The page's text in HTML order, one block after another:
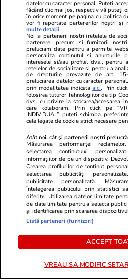
de Vidraru, unde toţi opresc
De aia nici nu (mai) e
cel cu autobuzul, că, altfel,
toate stadardele de drum
inclusiv de gabarit. În rest,
Brezoi - Ob. Lotrului -
1 0 0
maximala
Incompetentii guvernanti
2 1 1
Violeta66
Mai bine ii chemau pe
1 luna.
0 0 0
Comentează
comentarii și a te alătura
datelor cu caracter personal. Puteți
făcând clic mai jos, respectiv vă puteți
în orice moment pe pagina cu politica
vor fi raportate partenerilor noștri și
multe detalii
Noi si partenerii nostri (retelele de
partenere, precum si furnizorii
prelucram date pentru a permite
personaliza continutul si anunturile
interesele si/sau profilul dvs., pentru
retelelor de socializare si pentru a
de drepturile prevazute de art.
prelucrarea datelor cu caracter
prin modalitatea indicataaici. Prin
folosirea tuturor Tehnologiilor de tip
dvs. cu privire la stocarea/accesarea
care colaboram. Prin click pe
INDIVIDUAL” puteti schimba
cele legate de cookie strict necesare
Atât noi, cât și partenerii noștri
Măsurarea performanței
selectarea conținutului
informațiilor de pe un dispozitiv.
Crearea profilurilor de conținut
selectarea publicității
publicitate personalizată.
Înțelegerea publicului prin statistici
diferite. Utilizarea datelor limitate
de date limitate pentru a selecta
și identificarea prin scanarea
Listă parteneri (furnizori)
ACCEPT
VREAU SA MODIFIC